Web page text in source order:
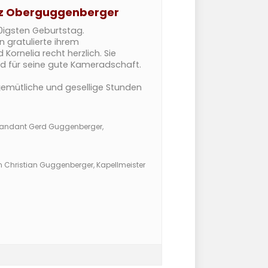
Oberguggenberger
Geburtstag.
gratulierte ihrem
recht herzlich. Sie
für seine gute Kameradschaft.
und gesellige Stunden
Gerd Guggenberger,
Christian Guggenberger, Kapellmeister